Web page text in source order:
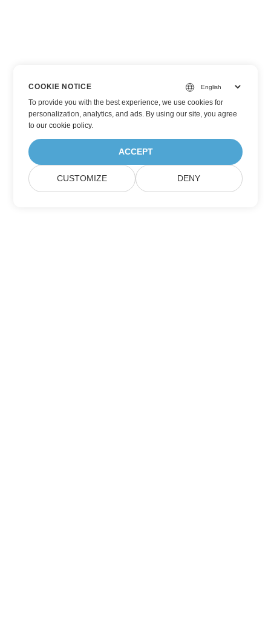
COOKIE NOTICE
To provide you with the best experience, we use cookies for
personalization, analytics, and ads. By using our site, you agree
toour cookie policy.
ACCEPT
CUSTOMIZE DENY